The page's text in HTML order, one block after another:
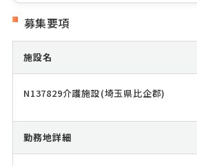
募集要項
施設名
N137829介護施設(埼玉県比企郡)
勤務地詳細